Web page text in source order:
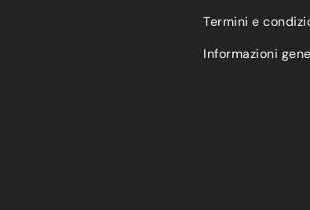
Termini e
Informazioni